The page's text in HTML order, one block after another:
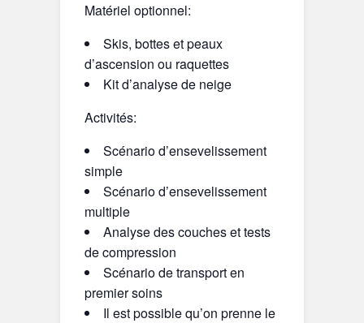
Matériel optionnel:
Skis, bottes et peaux
d’ascension ou raquettes
Kit d’analyse de neige
Activités:
Scénario d’ensevelissement
simple
Scénario d’ensevelissement
multiple
Analyse des couches et tests
de compression
Scénario de transport en
premier soins
Il est possible qu’on prenne le